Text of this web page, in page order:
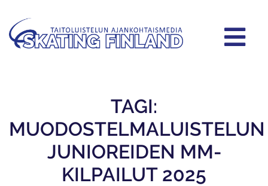
TAGI:
MUODOSTELMALUISTELUN
JUNIOREIDEN MM-
KILPAILUT 2025